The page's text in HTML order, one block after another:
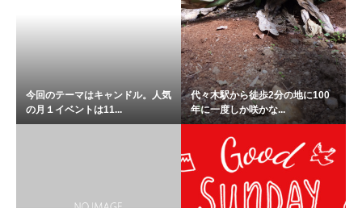
今回のテーマはキャンドル。人気
の月１イベントは11...
代々木駅から徒歩2分の地に100
年に一度しか咲かな...